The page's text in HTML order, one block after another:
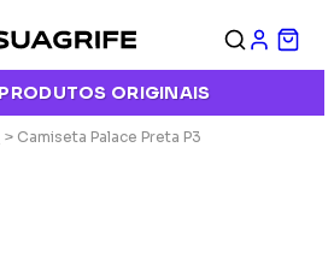
ORIGINAIS
> Camiseta Palace Preta P3